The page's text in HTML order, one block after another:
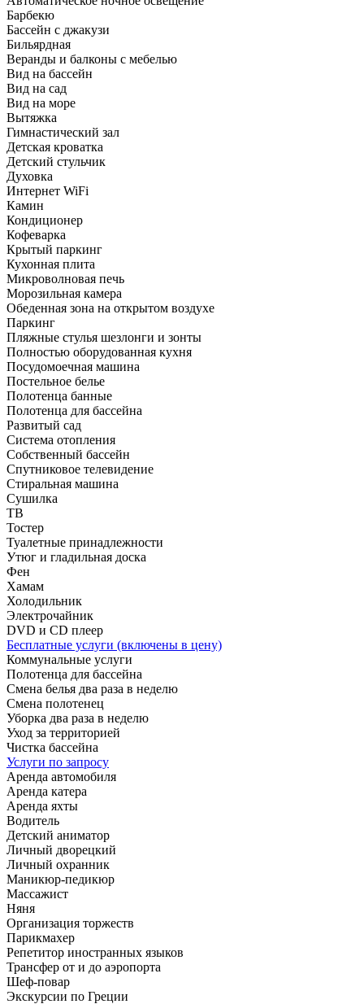
Барбекю
Бассейн с джакузи
Бильярдная
Веранды и балконы с мебелью
Вид на бассейн
Вид на сад
Вид на море
Вытяжка
Гимнастический зал
Детская кроватка
Детский стульчик
Духовка
Интернет WiFi
Камин
Кондиционер
Кофеварка
Крытый паркинг
Кухонная плита
Микроволновая печь
Морозильная камера
Обеденная зона на открытом воздухе
Паркинг
Пляжные стулья шезлонги и зонты
Полностью оборудованная кухня
Посудомоечная машина
Постельное белье
Полотенца банные
Полотенца для бассейна
Развитый сад
Система отопления
Собственный бассейн
Спутниковое телевидение
Стиральная машина
Сушилка
ТВ
Тостер
Туалетные принадлежности
Утюг и гладильная доска
Фен
Хамам
Холодильник
Электрочайник
DVD и CD плеер
Бесплатные услуги (включены в цену)
Коммунальные услуги
Полотенца для бассейна
Смена белья два раза в неделю
Смена полотенец
Уборка два раза в неделю
Уход за территорией
Чистка бассейна
Услуги по запросу
Аренда автомобиля
Аренда катера
Аренда яхты
Водитель
Детский аниматор
Личный дворецкий
Личный охранник
Маникюр-педикюр
Массажист
Няня
Организация торжеств
Парикмахер
Репетитор иностранных языков
Трансфер от и до аэропорта
Шеф-повар
Экскурсии по Греции